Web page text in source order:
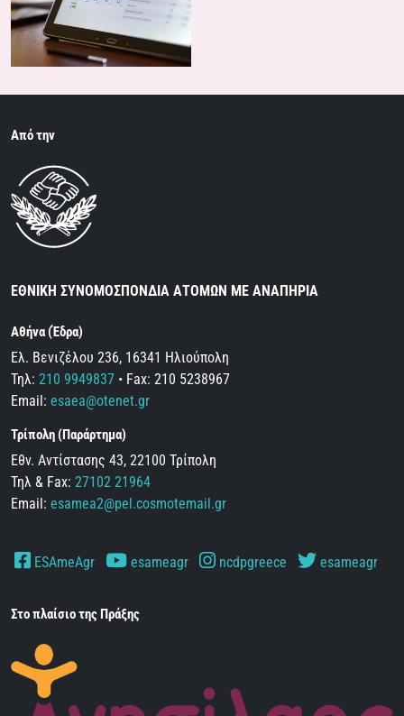
Από την
ΕΘΝΙΚΗ ΣΥΝΟΜΟΣΠΟΝΔΙΑ ΑΤΟΜΩΝ ΜΕ ΑΝΑΠΗΡΙΑ
Αθήνα (Έδρα)
Ελ. Βενιζέλου 236, 16341 Ηλιούπολη
Τηλ: 210 9949837 • Fax: 210 5238967
Email: esaea@otenet.gr
Τρίπολη (Παράρτημα)
Εθν. Αντίστασης 43, 22100 Τρίπολη
Τηλ & Fax: 27102 21964
Email: esamea2@pel.cosmotemail.gr
ESAmeAgr esameagr ncdpgreece esameagr
Στο πλαίσιο της Πράξης